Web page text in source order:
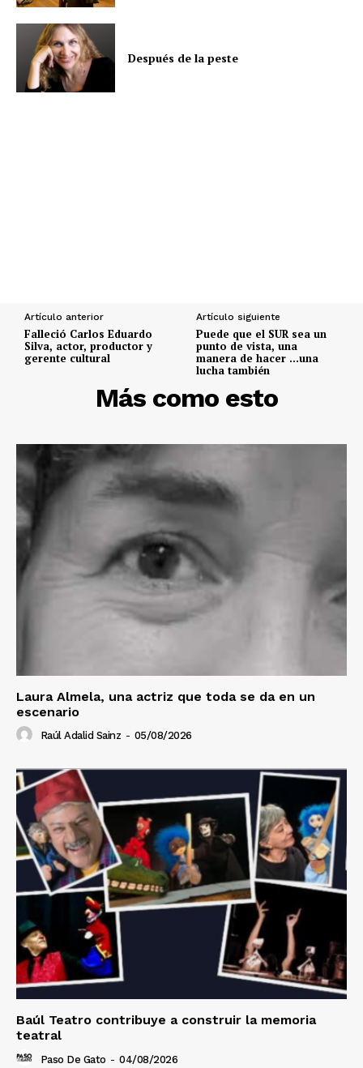
Después de la peste
Artículo anterior
Falleció Carlos Eduardo
Silva, actor, productor y
gerente cultural
Artículo siguiente
Puede que el SUR sea un
punto de vista, una
manera de hacer …una
lucha también
Más como esto
DESCUBRE
Laura Almela, una actriz que toda se da en un
escenario
Raúl Adalid Sainz - 05/08/2026
Baúl Teatro contribuye a construir la memoria
teatral
Paso De Gato - 04/08/2026